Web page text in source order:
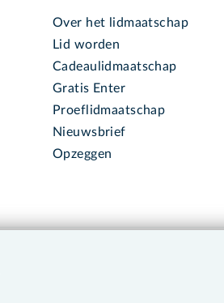
Over het lidmaatschap
Lid worden
Cadeaulidmaatschap
Gratis Enter
Proeflidmaatschap
Nieuwsbrief
Opzeggen